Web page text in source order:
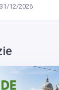
12/2026